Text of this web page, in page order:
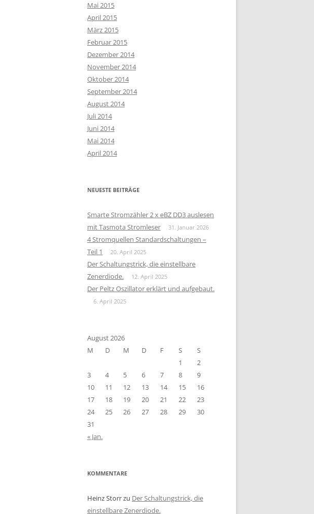
Mai 2015
April 2015
März 2015
Februar 2015
Dezember 2014
November 2014
Oktober 2014
September 2014
August 2014
Juli 2014
Juni 2014
Mai 2014
April 2014
NEUESTE BEITRÄGE
Smarte Stromzähler 2 x eBZ DD3 auslesen
mit Tasmota Stromleser
31. Januar 2026
4 Stromquellen Standardschaltungen –
Teil 1
20. April 2025
Der Schaltungstrick, die einstellbare
Zenerdiode.
12. April 2025
Der Peltz Oszillator erklärt und aufgebaut.
6. April 2025
August 2026
M
D M D F S
S
1
2
3
4 5 6 7 8
9
10
11 12 13 14 15
16
17
18 19 20 21 22
23
24
25 26 27 28 29
30
31
« Jan.
KOMMENTARE
Heinz Storrzu Der Schaltungstrick, die
einstellbare Zenerdiode.